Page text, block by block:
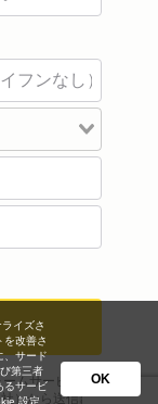
ムサービスの
）から送信さ
イズさ
を改善さ
、サード
第三者
るサービ
設定
OK